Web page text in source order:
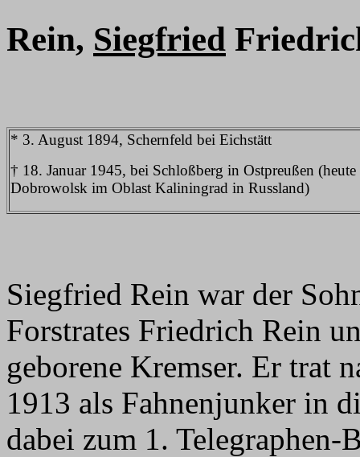
Rein, Siegfried
* 3. August 1894, Schernfeld bei Eichstätt
† 18. Januar 1945, bei Schloßberg in Ostpreußen (heute
Dobrowolsk im Oblast Kaliningrad in Russland)
Siegfried Rein war der
Forstrates Friedrich Rein
geborene Kremser. Er trat
1913 als Fahnenjunker in
dabei zum 1.